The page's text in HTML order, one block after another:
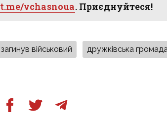
t.me/vchasnoua. Приєднуйтеся!
загинув військовий дружківська